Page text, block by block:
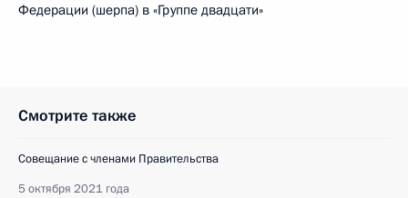
Федерации (шерпа) в «Группе двадцати»
Смотрите также
Совещание с членами Правительства
5 октября 2021 года